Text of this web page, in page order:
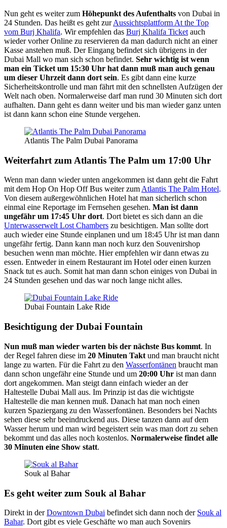
Nun geht es weiter zum Höhepunkt des Aufenthalts von Dubai in
24 Stunden. Das heißt es geht zurAussichtsplattform At the Top
vom Burj Khalifa. Wir empfehlen das Burj Khalifa Ticket auch
wieder vorher Online zu reservieren da man dadurch nicht an einer
Kasse anstehen muß. Der Eingang befindet sich übrigens in der
Dubai Mall wo man sich schon befindet. Sehr wichtig ist wenn
man ein Ticket um 15:30 Uhr hat dann muß man auch genau
um dieser Uhrzeit dann dort sein. Es gibt dann eine kurze
Sicherheitskontrolle und man fährt mit den schnellsten Aufzügen der
Welt nach oben. Normalerweise darf man rund 30 Minuten sich dort
aufhalten. Dann geht es dann weiter und bis man wieder ganz unten
ist dann kann schon eine Stunde vergehen.
Atlantis The Palm Dubai Panorama
Weiterfahrt zum Atlantis The Palm um 17:00 Uhr
Wenn man dann wieder unten angekommen ist dann geht die Fahrt
mit dem Hop On Hop Off Bus weiter zumAtlantis The Palm Hotel.
Von diesem außergewöhnlichen Hotel hat man sicherlich schon
einmal eine Reportage im Fernsehen gesehen. Man ist dann
ungefähr um 17:45 Uhr dort. Dort bietet es sich dann an die
Unterwasserwelt Lost Chambers zu besichtigen. Man sollte dort
auch wieder eine Stunde einplanen und um 18:45 Uhr ist man dann
ungefähr fertig. Dann kann man noch kurz den Souvenirshop
besuchen wenn man möchte. Hier empfehlen wir dann etwas zu
essen. Entweder in einem Restaurant im Hotel oder einen kurzen
Snack tut es auch. Somit hat man dann schon einiges von Dubai in
24 Stunden gesehen und das war noch lange nicht alles.
Dubai Fountain Lake Ride
Besichtigung der Dubai Fountain
Nun muß man wieder warten bis der nächste Bus kommt. In
der Regel fahren diese im 20 Minuten Takt und man braucht nicht
lange zu warten. Für die Fahrt zu den Wasserfontänen braucht man
dann schon ungefähr eine Stunde und um 20:00 Uhr ist man dann
dort angekommen. Man steigt dann einfach wieder an der
Haltestelle Dubai Mall aus. Im Prinzip ist das die wichtigste
Haltestelle die man kennen muß. Danach hat man noch einen
kurzen Spaziergang zu den Wasserfontänen. Besonders bei Nachts
sehen diese sehr beeindruckend aus. Diese tanzen dann auf dem
Wasser herum und man wird begeistert sein was man dort zu sehen
bekommt und das alles noch kostenlos. Normalerweise findet alle
30 Minuten eine Show statt.
Souk al Bahar
Es geht weiter zum Souk al Bahar
Direkt in derDowntown Dubai befindet sich dann noch der Souk al
Bahar. Dort gibt es viele Geschäfte wo man auch Sovenirs